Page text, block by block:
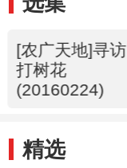
[农广天地]寻访
打树花
(20160224)
精选